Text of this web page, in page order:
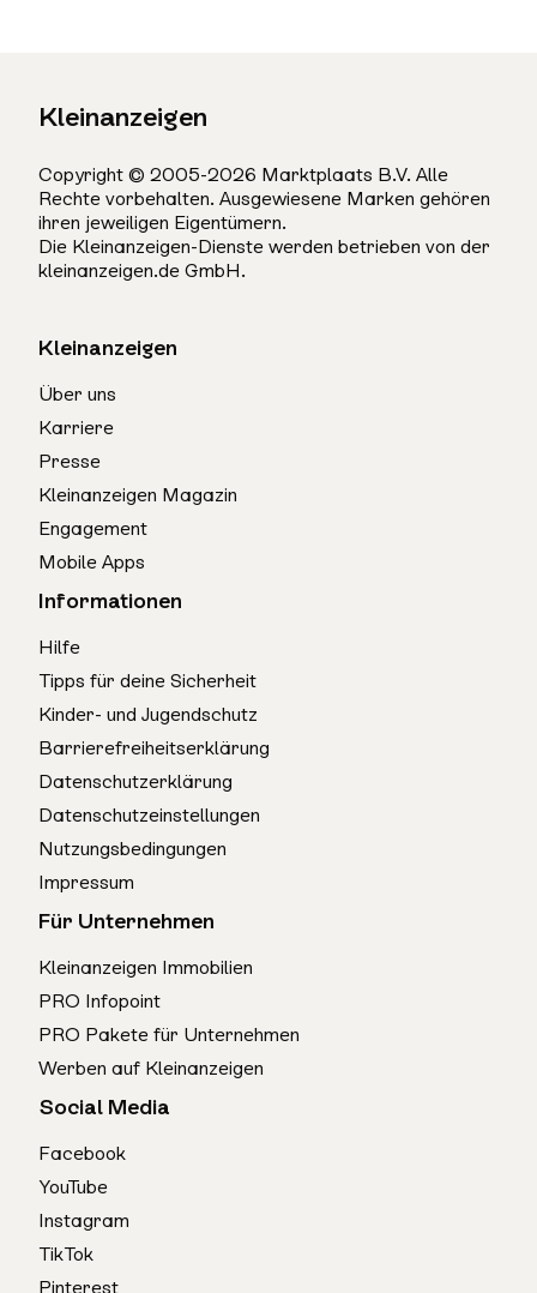
Kleinanzeigen
Copyright © 2005-2026 Marktplaats B.V. Alle
Rechte vorbehalten. Ausgewiesene Marken gehören
ihren jeweiligen Eigentümern.
Die Kleinanzeigen-Dienste werden betrieben von der
kleinanzeigen.de GmbH.
Kleinanzeigen
Über uns
Karriere
Presse
Kleinanzeigen Magazin
Engagement
Mobile Apps
Informationen
Hilfe
Tipps für deine Sicherheit
Kinder- und Jugendschutz
Barrierefreiheitserklärung
Datenschutzerklärung
Datenschutzeinstellungen
Nutzungsbedingungen
Impressum
Für Unternehmen
Kleinanzeigen Immobilien
PRO Infopoint
PRO Pakete für Unternehmen
Werben auf Kleinanzeigen
Social Media
Facebook
YouTube
Instagram
TikTok
Pinterest